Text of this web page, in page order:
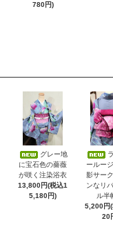
780円)
グレー地
に宝石色の薔薇
が咲く注染浴衣
13,800円(税込1
5,180円)
ールー
影サー
ンなリ
ル半
5,200円
20